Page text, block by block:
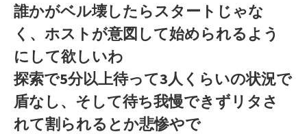
誰かがベル壊したらスタートじゃな
く、ホストが意図して始められるよう
にして欲しいわ
探索で5分以上待って3人くらいの状況で
盾なし、そして待ち我慢できずリタさ
れて割られるとか悲惨やで